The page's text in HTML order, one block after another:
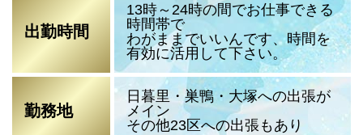
出勤時間
13時～24時の間でお仕事できる
時間帯で
わがままでいいんです、時間を
有効に活用して下さい。
勤務地
日暮里・巣鴨・大塚への出張が
メイン
その他23区への出張もあり